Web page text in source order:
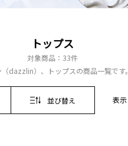
トップス
対象商品： 33件
dazzlin）、トップスの商品一覧です。
並び替え 表示